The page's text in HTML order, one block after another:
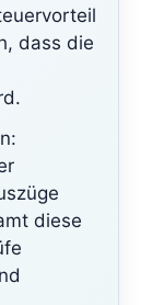
dass die
diese